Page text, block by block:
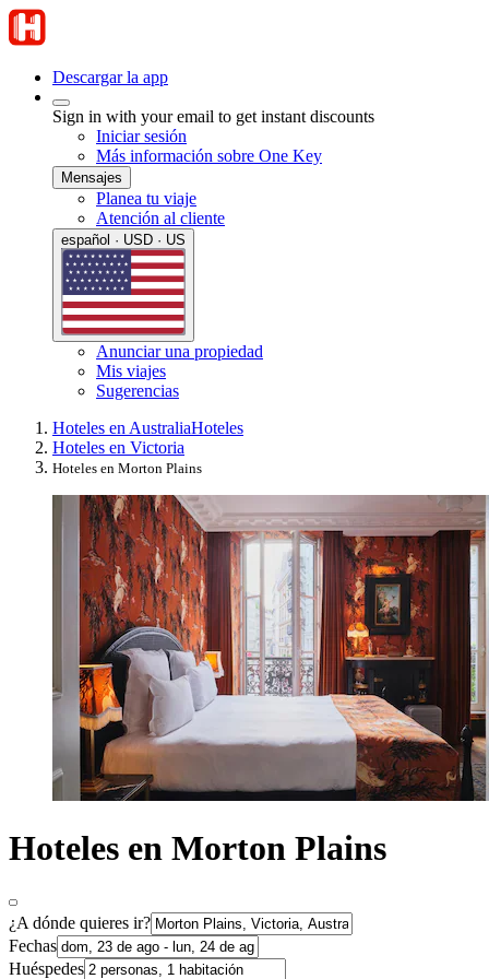
Descargar la app
Sign in with your email to get instant discounts
Iniciar sesión
Más información sobre One Key
Mensajes
Planea tu viaje
Atención al cliente
español · USD · US
Anunciar una propiedad
Mis viajes
Sugerencias
Hoteles en AustraliaHoteles
Hoteles en Victoria
Hoteles en Morton Plains
Hoteles en Morton Plains
¿A dónde quieres ir?
Fechas
Huéspedes